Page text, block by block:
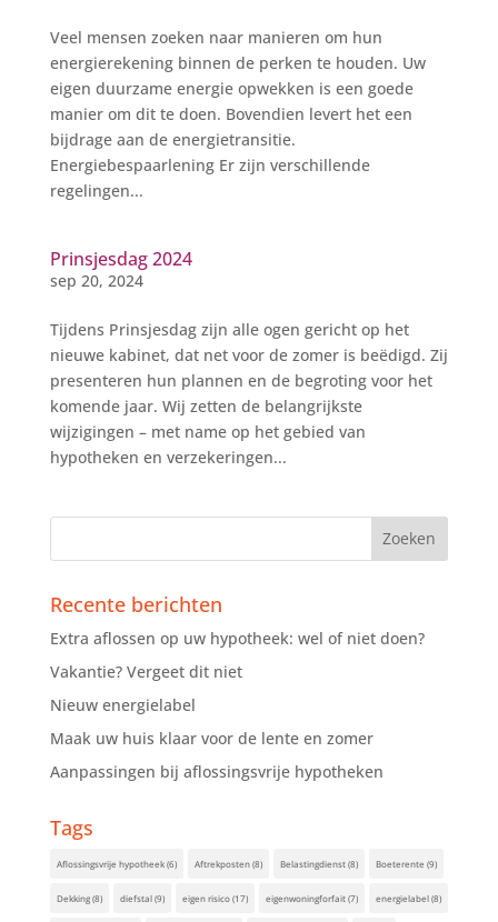
Veel mensen zoeken naar manieren om hun
energierekening binnen de perken te houden. Uw
eigen duurzame energie opwekken is een goede
manier om dit te doen. Bovendien levert het een
bijdrage aan de energietransitie.
Energiebespaarlening Er zijn verschillende
regelingen...
Prinsjesdag 2024
sep 20, 2024
Tijdens Prinsjesdag zijn alle ogen gericht op het
nieuwe kabinet, dat net voor de zomer is beëdigd. Zij
presenteren hun plannen en de begroting voor het
komende jaar. Wij zetten de belangrijkste
wijzigingen – met name op het gebied van
hypotheken en verzekeringen...
Recente berichten
Extra aflossen op uw hypotheek: wel of niet doen?
Vakantie? Vergeet dit niet
Nieuw energielabel
Maak uw huis klaar voor de lente en zomer
Aanpassingen bij aflossingsvrije hypotheken
Tags
Aflossingsvrije hypotheek(6) Aftrekposten(8) Belastingdienst(8) Boeterente (9)
Dekking(8) diefstal(9) eigen risico(17) eigenwoningforfait(7) energielabel(8)